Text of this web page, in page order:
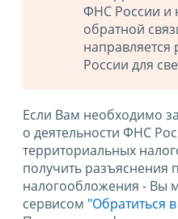
ФНС России и
обратной
направляется
России для
Если Вам необходимо
о деятельности ФНС
территориальных
получить разъяснения
налогообложения - Вы
сервисом "Обратиться